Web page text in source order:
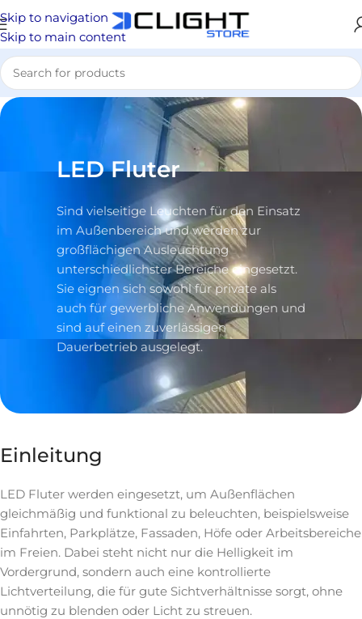
Skip to navigation
Skip to main content
LED Fluter
Sind vielseitige Leuchten für den Einsatz
im Außenbereich und werden zur
großflächigen Ausleuchtung
unterschiedlichster Bereiche eingesetzt.
Sie eignen sich sowohl für private als
auch für gewerbliche Anwendungen und
sind auf einen zuverlässigen
Dauerbetrieb ausgelegt.
Einleitung
LED Fluter werden eingesetzt, um Außenflächen
gleichmäßig und funktional zu beleuchten, beispielsweise
Einfahrten, Parkplätze, Fassaden, Höfe oder Arbeitsbereiche
im Freien. Dabei steht nicht nur die Helligkeit im
Vordergrund, sondern auch eine kontrollierte
Lichtverteilung, die für gute Sichtverhältnisse sorgt, ohne
unnötig zu blenden oder Licht zu streuen.